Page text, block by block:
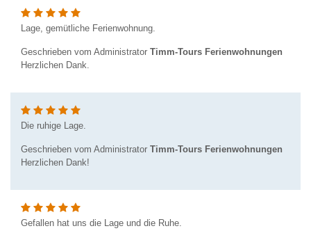
Lage, gemütliche Ferienwohnung.
Geschrieben vom Administrator Timm-Tours Ferienwohnungen
Herzlichen Dank.
Die ruhige Lage.
Geschrieben vom Administrator Timm-Tours Ferienwohnungen
Herzlichen Dank!
Gefallen hat uns die Lage und die Ruhe.